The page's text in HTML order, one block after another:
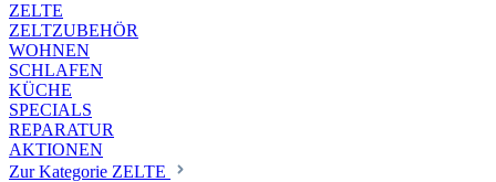
ZELTE
ZELTZUBEHÖR
WOHNEN
SCHLAFEN
KÜCHE
SPECIALS
REPARATUR
AKTIONEN
Zur Kategorie ZELTE